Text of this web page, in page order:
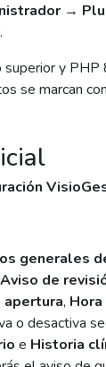
→
.
y
se marcan
generales
Aviso de
apertura,
o desactiva
e Historia